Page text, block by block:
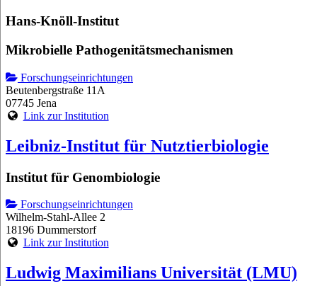
Hans-Knöll-Institut
Mikrobielle Pathogenitätsmechanismen
Forschungseinrichtungen
Beutenbergstraße 11A
07745 Jena
Link zur Institution
Leibniz-Institut für Nutztierbiologie
Institut für Genombiologie
Forschungseinrichtungen
Wilhelm-Stahl-Allee 2
18196 Dummerstorf
Link zur Institution
Ludwig Maximilians Universität (LMU)